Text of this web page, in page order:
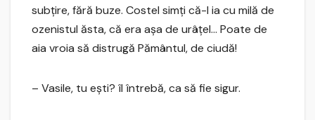
subţire, fără buze. Costel simţi că-l ia cu milă de
ozenistul ăsta, că era aşa de urâţel… Poate de
aia vroia să distrugă Pământul, de ciudă!
– Vasile, tu eşti? îl întrebă, ca să fie sigur.